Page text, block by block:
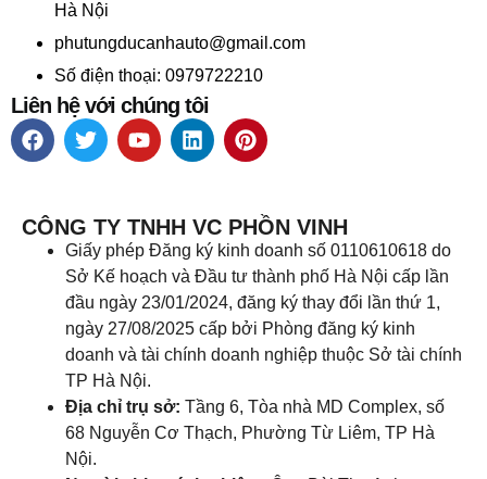
Hà Nội
phutungducanhauto@gmail.com
Số điện thoại: 0979722210
Liên hệ với chúng tôi
CÔNG TY TNHH VC PHỒN VINH
Giấy phép Đăng ký kinh doanh số 0110610618 do
Sở Kế hoạch và Đầu tư thành phố Hà Nội cấp lần
đầu ngày 23/01/2024, đăng ký thay đổi lần thứ 1,
ngày 27/08/2025 cấp bởi Phòng đăng ký kinh
doanh và tài chính doanh nghiệp thuộc Sở tài chính
TP Hà Nội.
Địa chỉ trụ sở: Tầng 6, Tòa nhà MD Complex, số
68 Nguyễn Cơ Thạch, Phường Từ Liêm, TP Hà
Nội.